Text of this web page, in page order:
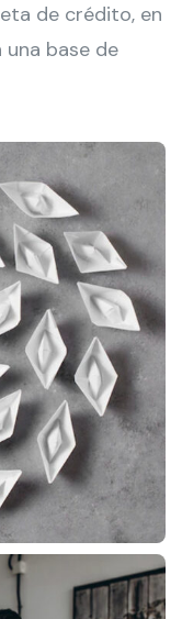
de crédito, en
base de